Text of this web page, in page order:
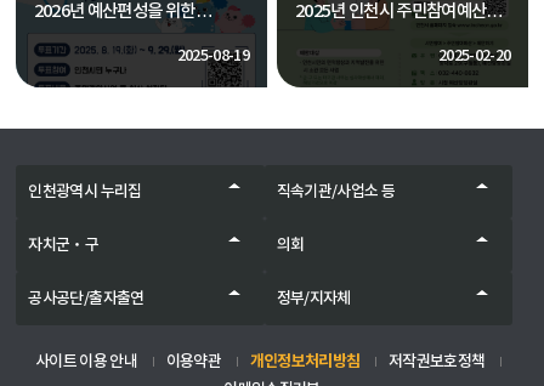
2026년 예산편성을 위한
주민참여예산사업 주민투표
2025-08-19
2025년 인천시 주민참여예산
제안사업 공모
2025-02-20
인천광역시 누리집 직속기관/사업소 등
자치군‧구 의회
공사공단/출자출연 정부/지자체
사이트 이용 안내 이용약관 개인정보처리방침
저작권보호정책